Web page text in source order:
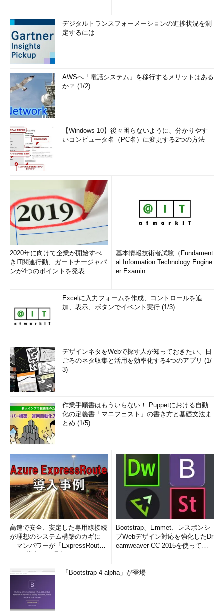
デジタルトランスフォーメーションの進捗状況を測
定するには
AWSへ「電話システム」を移行するメリットはある
か？ (1/2)
【Windows 10】後々困らないように、分かりやす
いコンピュータ名（PC名）に変更する2つの方法
2020年に向けて企業が開始すべ
きIT関連行動、ガートナージャパ
ンが4つのポイントを発表
基本情報技術者試験（Fundament
al Information Technology Engine
er Examin...
Excelに入力フォームを作成、コントロールを追
加、表示、ボタンでイベント実行 (1/3)
デザインネタをWebで探す人が知っておきたい、日
ごろのネタ収集と活用を効率化する4つのアプリ (1/
3)
作業手順書はもういらない！ Puppetにおける自動
化の定義書「マニフェスト」の書き方と基礎文法ま
とめ (1/5)
高速で安全、安定した専用線接続
が理想のシステム構築のカギに―
―マンパワーが「ExpressRout
Bootstrap、Emmet、レスポンシ
ブWebデザイン対応を強化したDr
eamweaver CC 2015を使って
「Bootstrap 4 alpha」が登場